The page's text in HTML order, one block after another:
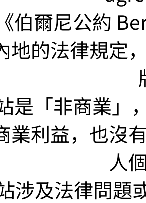
伯爾尼公約
地的法律規定
是「非商業
業利益，也沒
人
涉及法律問題